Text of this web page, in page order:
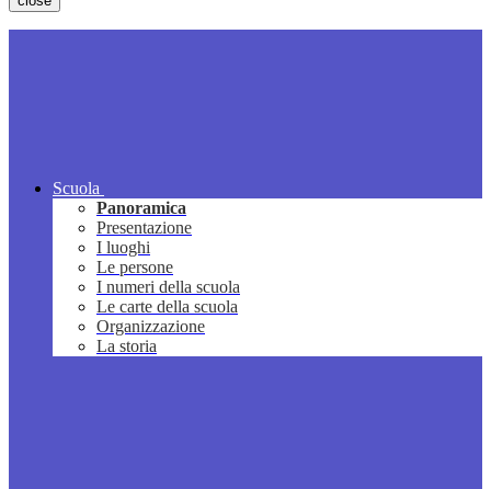
Scuola
Panoramica
Presentazione
I luoghi
Le persone
I numeri della scuola
Le carte della scuola
Organizzazione
La storia